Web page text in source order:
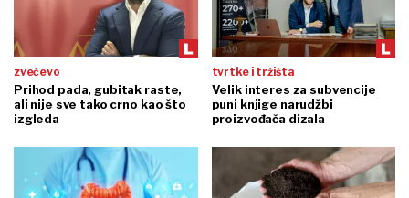
zvečevo
Prihod pada, gubitak raste,
ali nije sve tako crno kao što
izgleda
tvrtke i tržišta
Velik interes za subvencije
puni knjige narudžbi
proizvođača dizala